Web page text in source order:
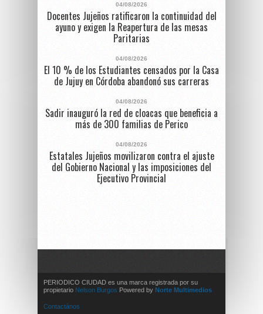
04/08/2026
Docentes Jujeños ratificaron la continuidad del
ayuno y exigen la Reapertura de las mesas
Paritarias
04/08/2026
El 10 % de los Estudiantes censados por la Casa
de Jujuy en Córdoba abandonó sus carreras
04/08/2026
Sadir inauguró la red de cloacas que beneficia a
más de 300 familias de Perico
04/08/2026
Estatales Jujeños movilizaron contra el ajuste
del Gobierno Nacional y las imposiciones del
Ejecutivo Provincial
PERIODICO CIUDAD es una marca registrada por su
propietario Nelson Burgos Powered by Norte Multimedios
Contactános